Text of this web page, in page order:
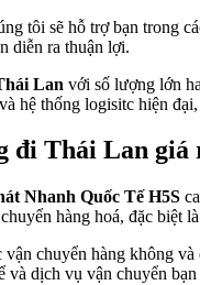
tôi sẽ hỗ trợ bạn trong
diễn ra thuận lợi.
Lan với số lượng lớn
hệ thống logisitc hiện
đi Thái Lan giá
Nhanh Quốc Tế H5S
hàng hoá, đặc biệt
chuyển hàng không
và dịch vụ vận chuyển bạn